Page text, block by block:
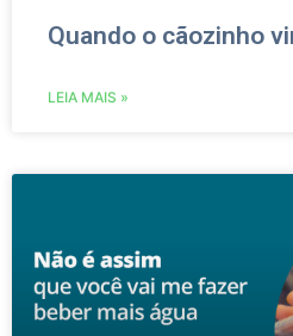
Quando o cãozinho
LEIA MAIS »